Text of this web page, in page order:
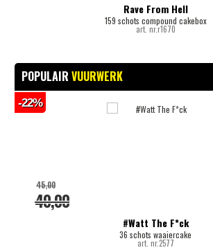
Rave From Hell
159 schots compound cakebox
art. nr.r1670
POPULAIR VUURWERK
#Watt The F*ck
36 schots waaiercake
art. nr.2577
40,00
45,00
-22%